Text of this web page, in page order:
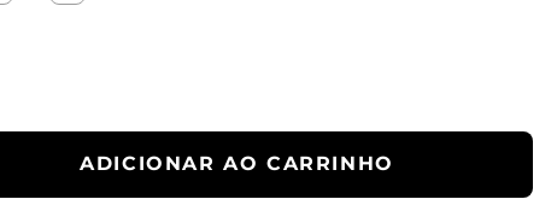
ADICIONAR AO CARRINHO